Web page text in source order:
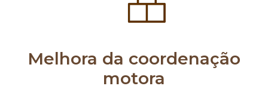
Melhora da coordenação
motora